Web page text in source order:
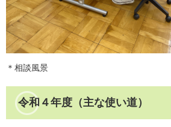
＊相談風景
令和４年度（主な使い道）